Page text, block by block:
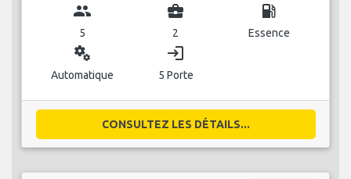
group
5
business_center
2
local_gas_station
Essence
miscellaneous_services
Automatique
login
5 Porte
CONSULTEZ LES DÉTAILS...